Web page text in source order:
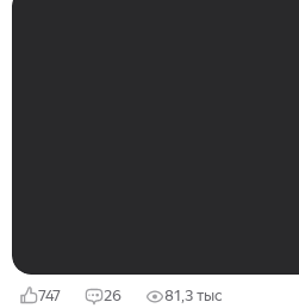
747 26 81,3 тыс